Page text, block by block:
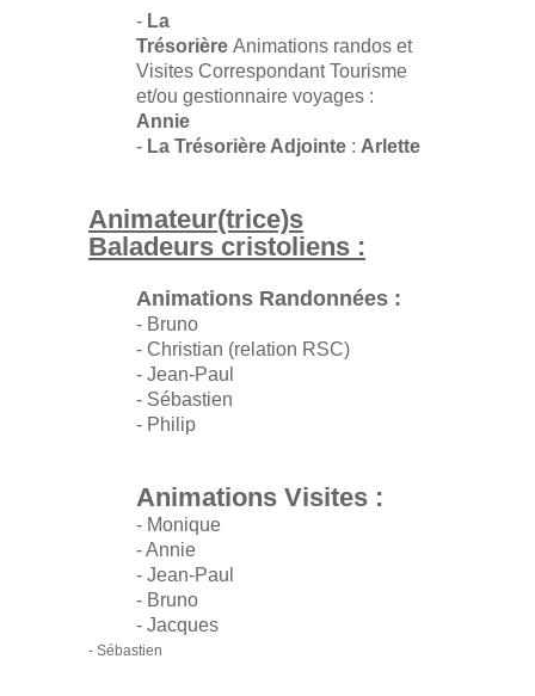
- La
Trésorière Animations randos et
Visites Correspondant Tourisme
et/ou gestionnaire voyages :
Annie
- La Trésorière Adjointe : Arlette
Animateur(trice)s
Baladeurs cristoliens :
Animations Randonnées :
- Bruno
- Christian (relation RSC)
- Jean-Paul
- Sébastien
- Philip
Animations Visites :
- Monique
- Annie
- Jean-Paul
- Bruno
- Jacques
- Sébastien